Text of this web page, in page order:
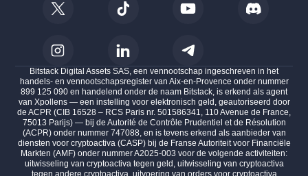
Bitstack Digital Assets SAS, een vennootschap ingeschreven in het
handels- en vennootschapsregister van Aix-en-Provence onder nummer
899 125 090 en handelend onder de naam Bitstack, is erkend als agent
van Xpollens — een instelling voor elektronisch geld, geautoriseerd door
de ACPR (CIB 16528 – RCS Paris nr. 501586341, 110 Avenue de France,
75013 Parijs) — bij de Autorité de Contrôle Prudentiel et de Résolution
(ACPR) onder nummer 747088, en is tevens erkend als aanbieder van
diensten voor cryptoactiva (CASP) bij de Franse Autoriteit voor Financiële
Markten (AMF) onder nummer A2025-003 voor de volgende activiteiten:
uitwisseling van cryptoactiva tegen geld, uitwisseling van cryptoactiva
tegen andere cryptoactiva, uitvoering van orders voor cryptoactiva